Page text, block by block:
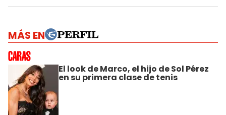
MÁS EN
El look de Marco, el hijo de Sol Pérez
en su primera clase de tenis